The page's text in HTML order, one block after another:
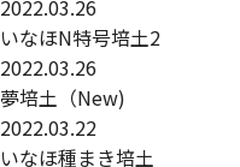
2022.03.26
いなほN特号培土2
2022.03.26
夢培土（New)
2022.03.22
いなほ種まき培土